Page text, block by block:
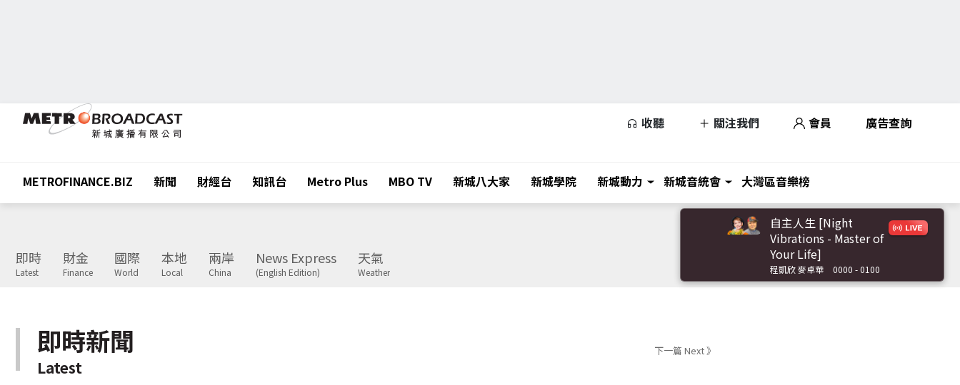
收聽 關注我們 會員 廣告查詢
METROFINANCE.BIZ 新聞 財經台 知訊台 Metro Plus MBO TV 新城八大家 新城學院 新城動力 新城音統會 大灣區音樂榜
即時
Latest
財金
Finance
國際
World
本地
Local
兩岸
China
News Express
(English Edition)
天氣
Weather
自主人生 [Night
Vibrations - Master of
Your Life]
程凱欣 麥卓華 0000 - 0100
即時新聞
Latest
下一篇 Next 》